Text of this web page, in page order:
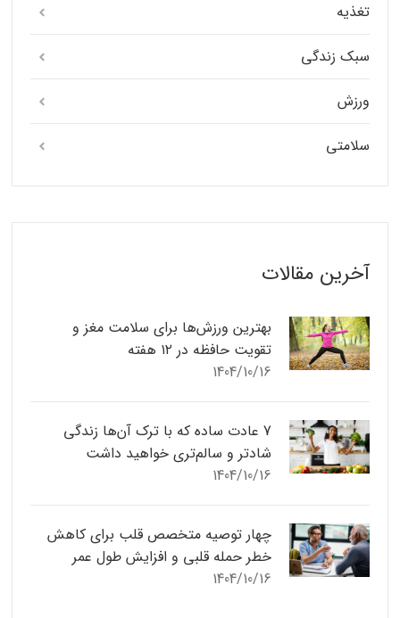
تغذیه
سبک زندگی
ورزش
سلامتی
آخرین مقالات
بهترین ورزش‌ها برای سلامت مغز و
تقویت حافظه در ۱۲ هفته
1404/10/16
7 عادت ساده که با ترک آن‌ها زندگی
شادتر و سالم‌تری خواهید داشت
1404/10/16
چهار توصیه متخصص قلب برای کاهش
خطر حمله قلبی و افزایش طول عمر
1404/10/16